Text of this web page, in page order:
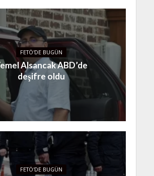
FETÖ'DE BUGÜN
Alsancak ABD’de
deşifre oldu
FETÖ'DE BUGÜN